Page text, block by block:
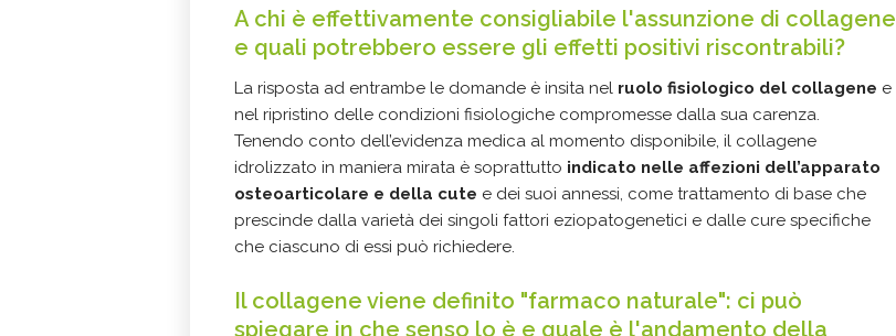
A chi è effettivamente consigliabile l'assunzione di collagene
e quali potrebbero essere gli effetti positivi riscontrabili?
La risposta ad entrambe le domande è insita nel ruolo fisiologico del collagene e
nel ripristino delle condizioni fisiologiche compromesse dalla sua carenza.
Tenendo conto dell’evidenza medica al momento disponibile, il collagene
idrolizzato in maniera mirata è soprattutto indicato nelle affezioni dell’apparato
osteoarticolare e della cute e dei suoi annessi, come trattamento di base che
prescinde dalla varietà dei singoli fattori eziopatogenetici e dalle cure specifiche
che ciascuno di essi può richiedere.
Il collagene viene definito "farmaco naturale": ci può
spiegare in che senso lo è e quale è l'andamento della